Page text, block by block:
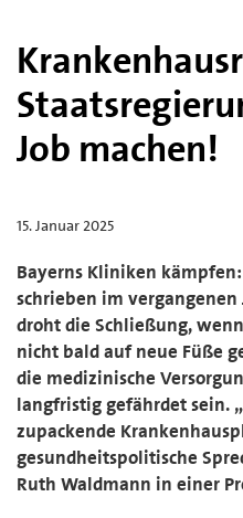
Job machen!
15. Januar 2025
Bayerns Kliniken
schrieben im vergangenen
droht die Schließung,
nicht bald auf neue Füße
die medizinische
langfristig gefährdet sein.
zupackende
gesundheitspolitische
Ruth Waldmann in einer